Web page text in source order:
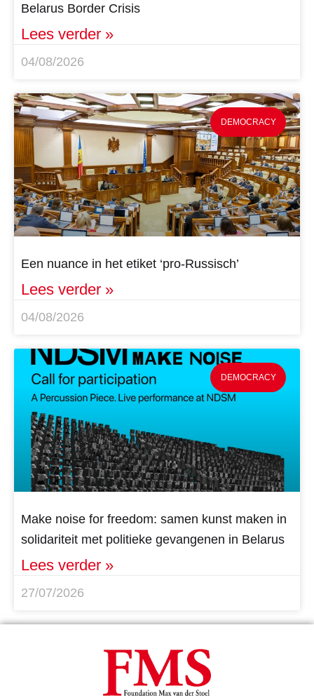
Belarus Border Crisis
Lees verder »
04/08/2026
DEMOCRACY
Een nuance in het etiket ‘pro-Russisch’
Lees verder »
04/08/2026
DEMOCRACY
Make noise for freedom: samen kunst maken in
solidariteit met politieke gevangenen in Belarus
Lees verder »
27/07/2026